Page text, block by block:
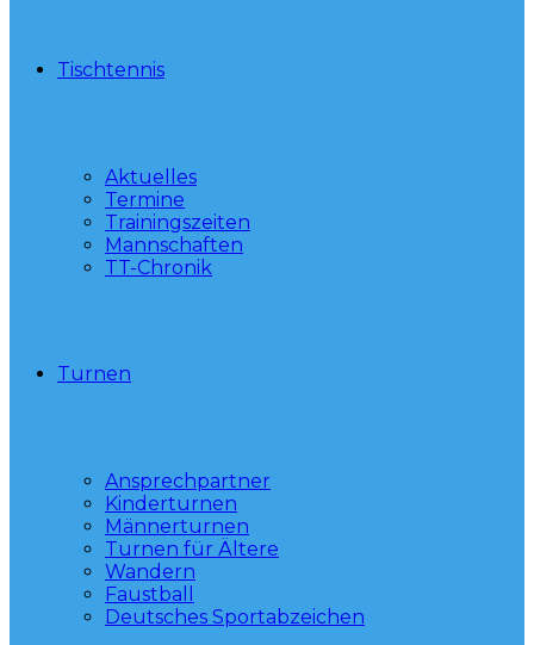
Tischtennis
Aktuelles
Termine
Trainingszeiten
Mannschaften
TT-Chronik
Turnen
Ansprechpartner
Kinderturnen
Männerturnen
Turnen für Ältere
Wandern
Faustball
Deutsches Sportabzeichen